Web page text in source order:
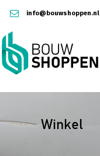
info@bouwshoppen.nl
Winkel